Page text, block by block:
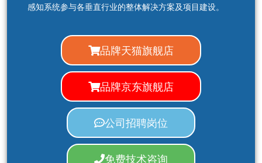
感知系统参与各垂直行业的整体解决方案及项目建设。
品牌天猫旗舰店
品牌京东旗舰店
公司招聘岗位
免费技术咨询